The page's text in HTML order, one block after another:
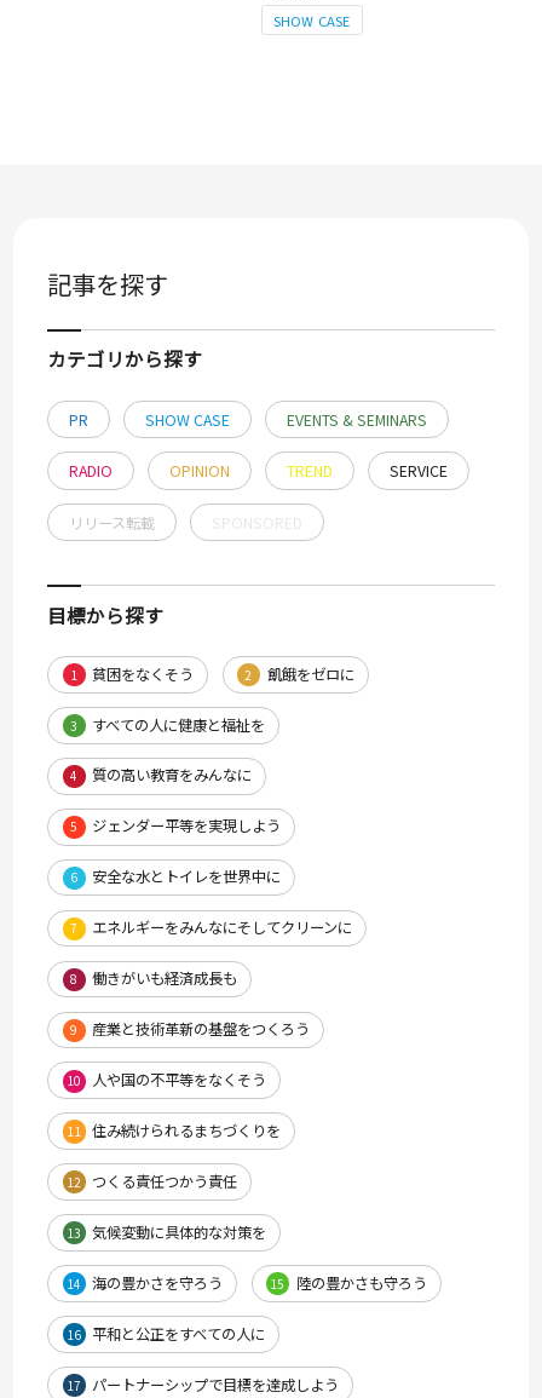
SHOW CASE
記事を探す
カテゴリから探す
PR SHOW CASE EVENTS & SEMINARS
RADIO OPINION TREND SERVICE
リリース転載
目標から探す
1 貧困をなくそう 2 飢餓をゼロに
3 すべての人に健康と福祉を
4 質の高い教育をみんなに
5 ジェンダー平等を実現しよう
6 安全な水とトイレを世界中に
7 エネルギーをみんなにそしてクリーンに
8 働きがいも経済成長も
9 産業と技術革新の基盤をつくろう
10 人や国の不平等をなくそう
11 住み続けられるまちづくりを
12 つくる責任つかう責任
13 気候変動に具体的な対策を
14 海の豊かさを守ろう 15 陸の豊かさも守ろう
16 平和と公正をすべての人に
17 パートナーシップで目標を達成しよう